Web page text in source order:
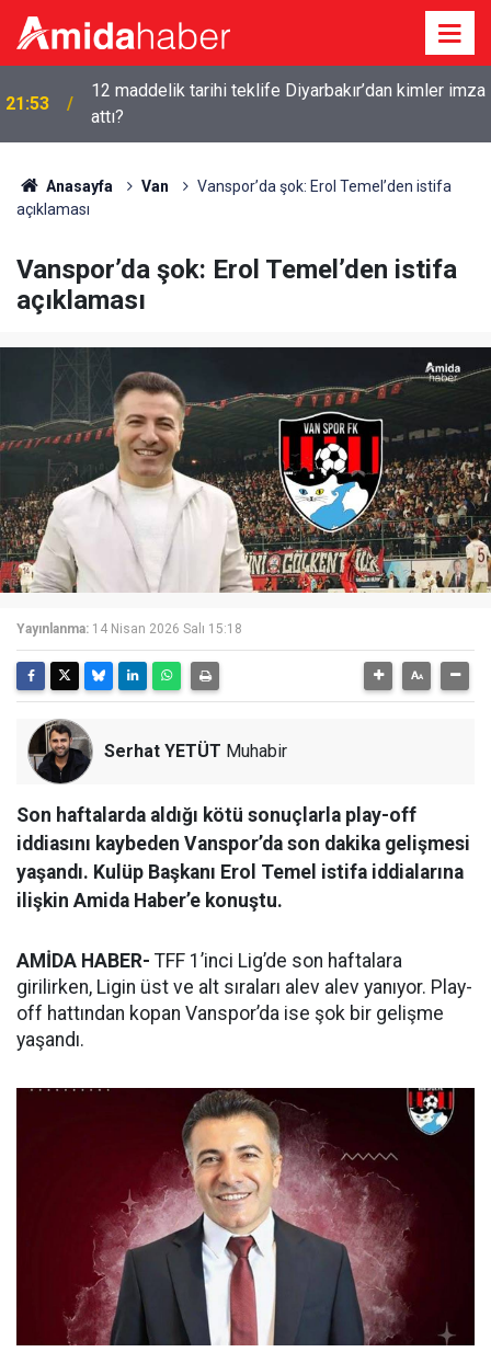
21:53
12 maddelik tarihi teklife Diyarbakır’dan kimler imza
attı?
Anasayfa Van
Vanspor’da şok: Erol Temel’den istifa
açıklaması
Vanspor’da şok: Erol Temel’den istifa
açıklaması
Yayınlanma: 14 Nisan 2026 Salı 15:18
Serhat YETÜT Muhabir
Son haftalarda aldığı kötü sonuçlarla play-off
iddiasını kaybeden Vanspor’da son dakika gelişmesi
yaşandı. Kulüp Başkanı Erol Temel istifa iddialarına
ilişkin Amida Haber’e konuştu.
AMİDA HABER- TFF 1’inci Lig’de son haftalara
girilirken, Ligin üst ve alt sıraları alev alev yanıyor. Play-
off hattından kopan Vanspor’da ise şok bir gelişme
yaşandı.